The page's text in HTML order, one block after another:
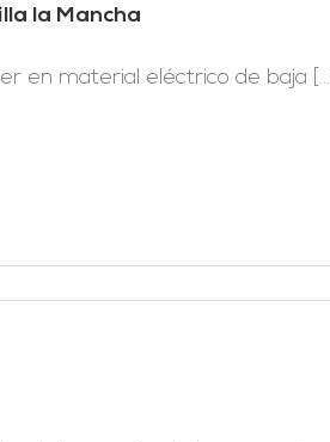
la Mancha
en material eléctrico de baja [...]